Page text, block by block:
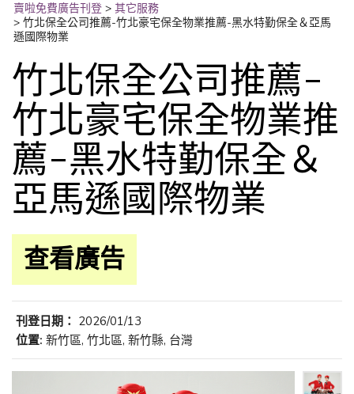
賣啦免費廣告刊登 > 其它服務
> 竹北保全公司推薦-竹北豪宅保全物業推薦-黑水特勤保全＆亞馬
遜國際物業
竹北保全公司推薦-
竹北豪宅保全物業推
薦-黑水特勤保全＆
亞馬遜國際物業
查看廣告
刊登日期： 2026/01/13
位置: 新竹區, 竹北區, 新竹縣, 台灣